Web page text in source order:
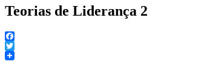
Teorias de Liderança 2
Facebook
Twitter